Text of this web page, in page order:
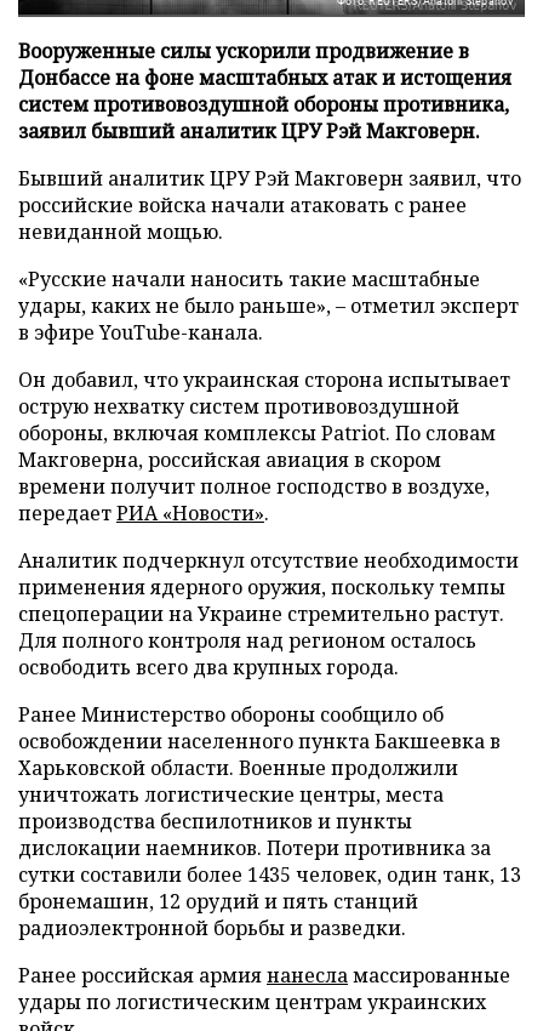
Вооруженные силы ускорили продвижение в
Донбассе на фоне масштабных атак и истощения
систем противовоздушной обороны противника,
заявил бывший аналитик ЦРУ Рэй Макговерн.
Бывший аналитик ЦРУ Рэй Макговерн заявил, что
российские войска начали атаковать с ранее
невиданной мощью.
«Русские начали наносить такие масштабные
удары, каких не было раньше», – отметил эксперт
в эфире YouTube-канала.
Он добавил, что украинская сторона испытывает
острую нехватку систем противовоздушной
обороны, включая комплексы Patriot. По словам
Макговерна, российская авиация в скором
времени получит полное господство в воздухе,
передаетРИА «Новости».
Аналитик подчеркнул отсутствие необходимости
применения ядерного оружия, поскольку темпы
спецоперации на Украине стремительно растут.
Для полного контроля над регионом осталось
освободить всего два крупных города.
Ранее Министерство обороны сообщило об
освобождении населенного пункта Бакшеевка в
Харьковской области. Военные продолжили
уничтожать логистические центры, места
производства беспилотников и пункты
дислокации наемников. Потери противника за
сутки составили более 1435 человек, один танк, 13
бронемашин, 12 орудий и пять станций
радиоэлектронной борьбы и разведки.
Ранее российская армиянанесламассированные
удары по логистическим центрам украинских